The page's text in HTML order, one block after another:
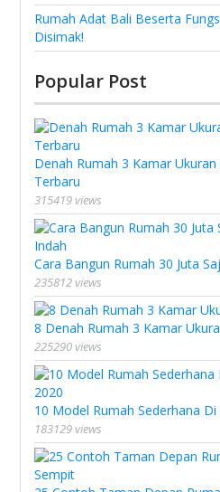
Rumah Adat Bali Beserta
Disimak!
Popular Post
Denah Rumah 3 Kamar
Terbaru
315419 views
Cara Bangun Rumah 30 Juta
235812 views
8 Denah Rumah 3 Kamar
225290 views
10 Model Rumah Sederhana
183129 views